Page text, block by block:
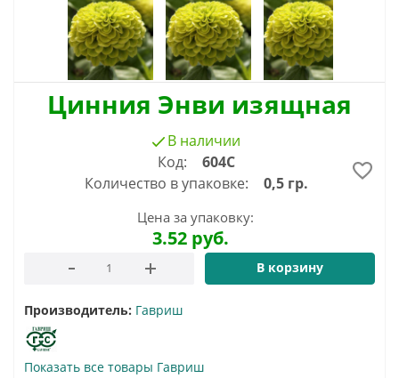
Цинния Энви изящная
В наличии
Код:
604С
Количество в упаковке:
0,5 гр.
Цена за упаковку:
3.52 руб.
В корзину
Производитель: Гавриш
Показать все товары Гавриш